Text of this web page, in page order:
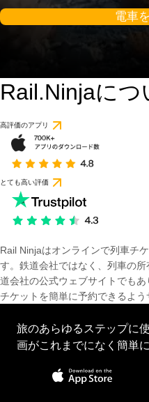
電車
Rail.Ninjaにつ
高評価のアプリ
とても高い評価
Rail Ninjaはオンラインで列車チ
す。鉄道会社ではなく、列車の
道会社の公式ウェブサイトでも
チケットを簡単に予約できるよう
旅のあらゆるステップに
画がこれまでになく簡単に